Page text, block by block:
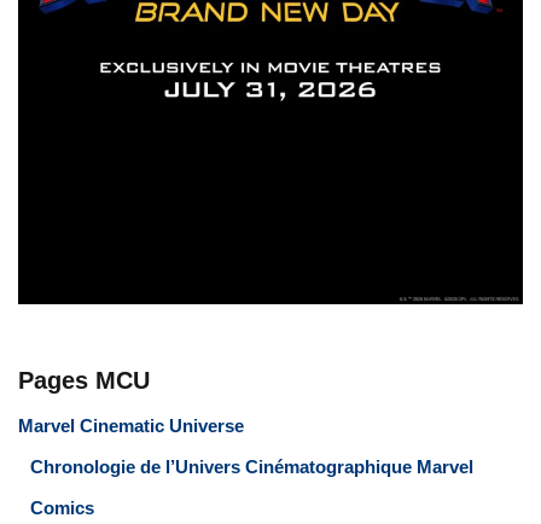
Pages MCU
Marvel Cinematic Universe
Chronologie de l’Univers Cinématographique Marvel
Comics